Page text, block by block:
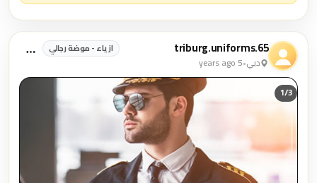
triburg.uniforms.65
دبي•
5 years ago
ازياء - موضة رجالي
1/3